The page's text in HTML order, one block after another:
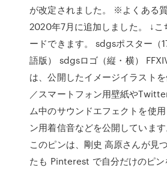
が改定されました。 ※よくある
2020年7月に追加しました。 ↓こ
ードできます。 sdgsポスター（
語版） sdgsロゴ（縦・横）
は、公開したイメージイラスト
／スマートフォン用壁紙や
ム中のサウンドエフェクトを使
ン用着信音などを公開していま
このピンは、剛史 高原さんが見
たも Pinterest で自分だけのピン